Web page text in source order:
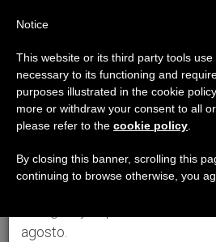
Aviso importante
Del 27 de julio al 7 de
anual, aprovechando que en el
se generan menos
agosto.
Notice
This website or its third party tools
necessary to its functioning and
purposes illustrated in the cookie
more or withdraw your consent to all
please refer to the cookie policy
By closing this banner, scrolling this
continuing to browse otherwise, you